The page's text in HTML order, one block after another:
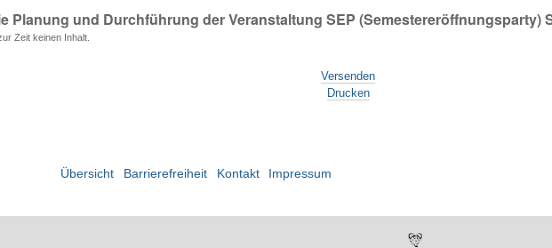
Planung und Durchführung der Veranstaltung SEP (Semestereröffnungsparty)
Zeit keinen Inhalt.
Versenden
Drucken
Übersicht Barrierefreiheit Kontakt Impressum